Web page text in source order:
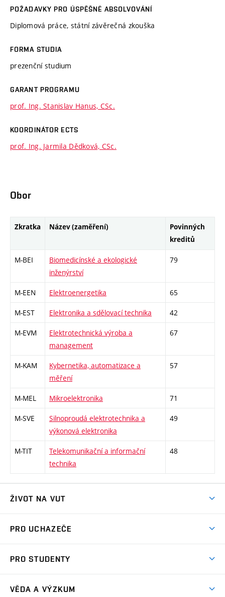
POŽADAVKY PRO ÚSPĚŠNÉ ABSOLVOVÁNÍ
Diplomová práce, státní závěrečná zkouška
FORMA STUDIA
prezenční studium
GARANT PROGRAMU
prof. Ing. Stanislav Hanus, CSc.
KOORDINÁTOR ECTS
prof. Ing. Jarmila Dědková, CSc.
Obor
Zkratka Název (zaměření)
Povinných
kreditů
M-BEI
Biomedicínské a ekologické
inženýrství
79
M-EEN Elektroenergetika 65
M-EST Elektronika a sdělovací technika 42
M-EVM
Elektrotechnická výroba a
management
67
M-KAM
Kybernetika, automatizace a
měření
57
M-MEL Mikroelektronika 71
M-SVE
Silnoproudá elektrotechnika a
výkonová elektronika
49
M-TIT
Telekomunikační a informační
technika
48
ŽIVOT NA VUT
Koleje
Sport na VUT
PRO UCHAZEČE
Dny otevřených dveří
PRO STUDENTY
VĚDA A VÝZKUM